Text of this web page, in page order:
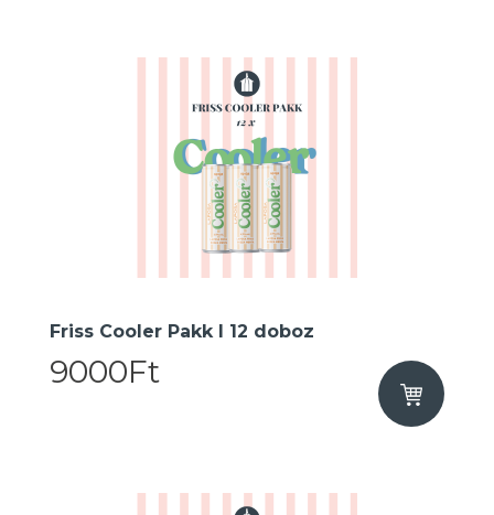
Friss Cooler Pakk I 12 doboz
9000Ft